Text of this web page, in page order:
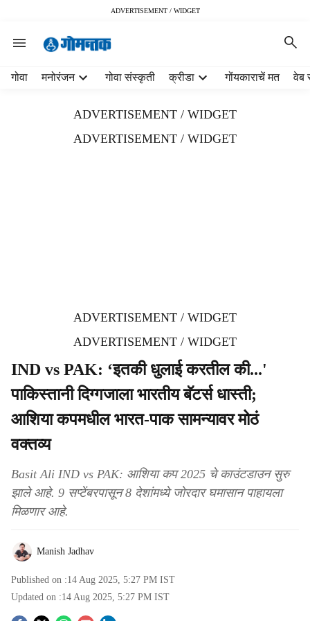
ADVERTISEMENT / WIDGET
गोवा मनोरंजन गोवा संस्कृती क्रीडा गोंयकाराचें मत वेब
ADVERTISEMENT / WIDGET
ADVERTISEMENT / WIDGET
ADVERTISEMENT / WIDGET
ADVERTISEMENT / WIDGET
IND vs PAK: ‘इतकी धुलाई करतील की...'
पाकिस्तानी दिग्गजाला भारतीय बॅटर्स धास्ती;
आशिया कपमधील भारत-पाक सामन्यावर मोठं
वक्तव्य
Basit Ali IND vs PAK: आशिया कप 2025 चे काउंटडाउन सुरु
झाले आहे. 9 सप्टेंबरपासून 8 देशांमध्ये जोरदार घमासान पाहायला
मिळणार आहे.
Manish Jadhav
Published on :14 Aug 2025, 5:27 PM IST
Updated on :14 Aug 2025, 5:27 PM IST